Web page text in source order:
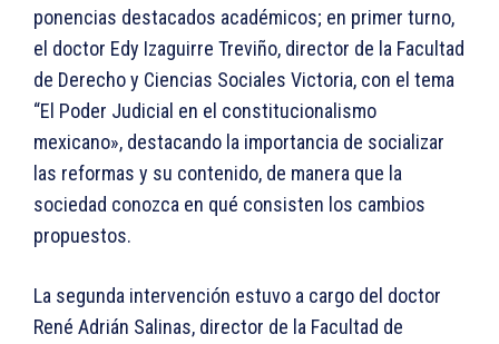
ponencias destacados académicos; en primer turno,
el doctor Edy Izaguirre Treviño, director de la Facultad
de Derecho y Ciencias Sociales Victoria, con el tema
“El Poder Judicial en el constitucionalismo
mexicano», destacando la importancia de socializar
las reformas y su contenido, de manera que la
sociedad conozca en qué consisten los cambios
propuestos.
La segunda intervención estuvo a cargo del doctor
René Adrián Salinas, director de la Facultad de